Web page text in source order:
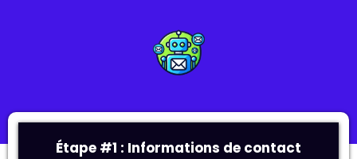
Étape #1 : Informations de contact